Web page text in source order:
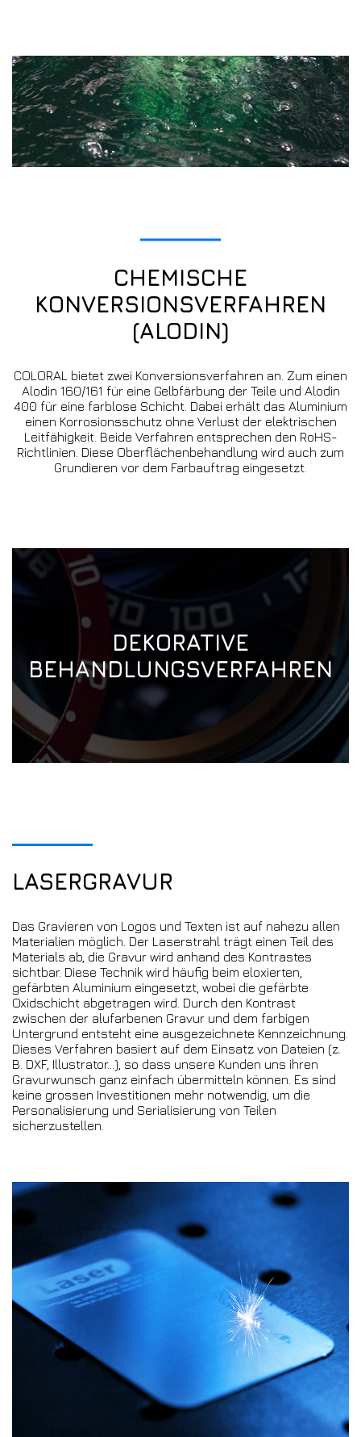
CHEMISCHE
KONVERSIONSVERFAHREN
(ALODIN)
COLORAL bietet zwei Konversionsverfahren an. Zum einen
Alodin 160/161 für eine Gelbfärbung der Teile und Alodin
400 für eine farblose Schicht. Dabei erhält das Aluminium
einen Korrosionsschutz ohne Verlust der elektrischen
Leitfähigkeit. Beide Verfahren entsprechen den RoHS-
Richtlinien. Diese Oberflächenbehandlung wird auch zum
Grundieren vor dem Farbauftrag eingesetzt.
DEKORATIVE
BEHANDLUNGSVERFAHREN
LASERGRAVUR
Das Gravieren von Logos und Texten ist auf nahezu allen
Materialien möglich. Der Laserstrahl trägt einen Teil des
Materials ab, die Gravur wird anhand des Kontrastes
sichtbar. Diese Technik wird häufig beim eloxierten,
gefärbten Aluminium eingesetzt, wobei die gefärbte
Oxidschicht abgetragen wird. Durch den Kontrast
zwischen der alufarbenen Gravur und dem farbigen
Untergrund entsteht eine ausgezeichnete Kennzeichnung.
Dieses Verfahren basiert auf dem Einsatz von Dateien (z.
B. DXF, Illustrator…), so dass unsere Kunden uns ihren
Gravurwunsch ganz einfach übermitteln können. Es sind
keine grossen Investitionen mehr notwendig, um die
Personalisierung und Serialisierung von Teilen
sicherzustellen.